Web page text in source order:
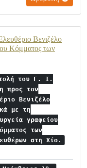
Βενιζέλο
Κόμματος των
του Γ. Ι.
προς τον
Βενιζέλο
με τη
γραφείου
των
στη Χίο.